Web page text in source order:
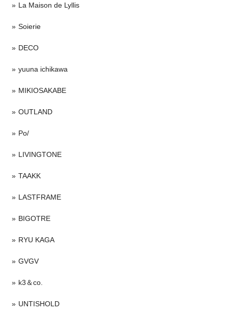
La Maison de Lyllis
Soierie
DECO
yuuna ichikawa
MIKIOSAKABE
OUTLAND
Po/
LIVINGTONE
TAAKK
LASTFRAME
BIGOTRE
RYU KAGA
GVGV
k3＆co.
UNTISHOLD